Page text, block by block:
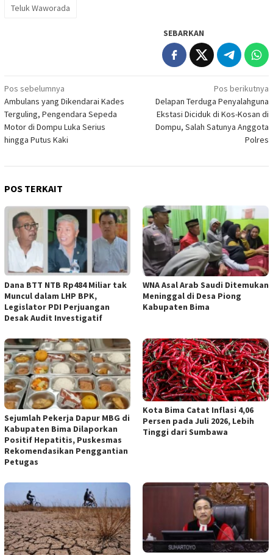
Teluk Waworada
SEBARKAN
Navigasi
pos
Pos sebelumnya
Ambulans yang Dikendarai Kades
Terguling, Pengendara Sepeda
Motor di Dompu Luka Serius
hingga Putus Kaki
Pos berikutnya
Delapan Terduga Penyalahguna
Ekstasi Diciduk di Kos-Kosan di
Dompu, Salah Satunya Anggota
Polres
POS TERKAIT
Dana BTT NTB Rp484 Miliar tak
Muncul dalam LHP BPK,
Legislator PDI Perjuangan
Desak Audit Investigatif
WNA Asal Arab Saudi Ditemukan
Meninggal di Desa Piong
Kabupaten Bima
Sejumlah Pekerja Dapur MBG di
Kabupaten Bima Dilaporkan
Positif Hepatitis, Puskesmas
Rekomendasikan Penggantian
Petugas
Kota Bima Catat Inflasi 4,06
Persen pada Juli 2026, Lebih
Tinggi dari Sumbawa